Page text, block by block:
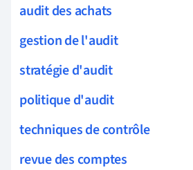
audit des achats
gestion de l'audit
stratégie d'audit
politique d'audit
techniques de contrôle
revue des comptes